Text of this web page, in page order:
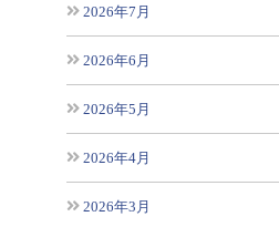
2026年7月
2026年6月
2026年5月
2026年4月
2026年3月